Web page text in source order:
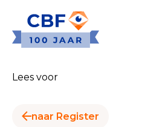
Goede Doelen
CBF-Erkenning aanvragen
Lees voor
naar Register